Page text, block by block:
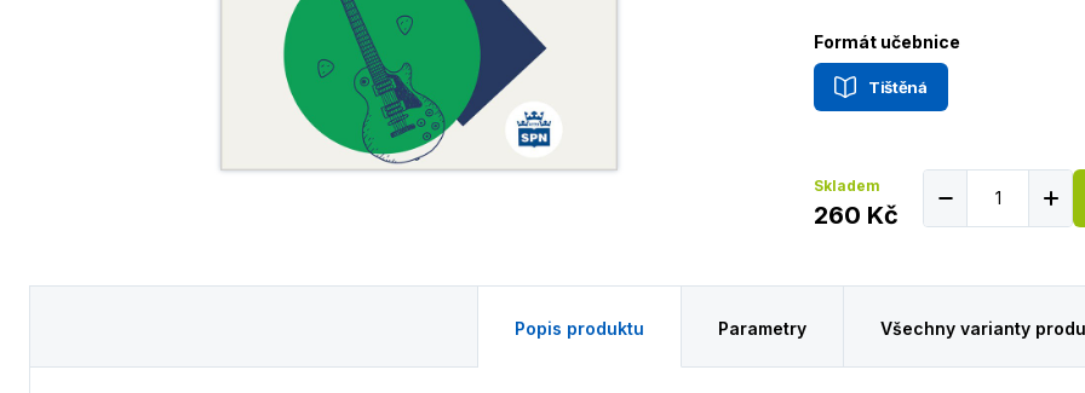
Formát učebnice
Tištěná
Skladem
260 Kč
Popis produktu Parametry Všechny varianty